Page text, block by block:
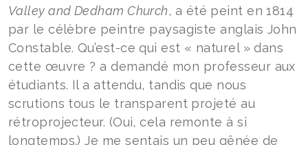
Valley and Dedham Church, a été peint en 1814
par le célèbre peintre paysagiste anglais John
Constable. Qu’est-ce qui est « naturel » dans
cette œuvre ? a demandé mon professeur aux
étudiants. Il a attendu, tandis que nous
scrutions tous le transparent projeté au
rétroprojecteur. (Oui, cela remonte à si
longtemps.) Je me sentais un peu gênée de